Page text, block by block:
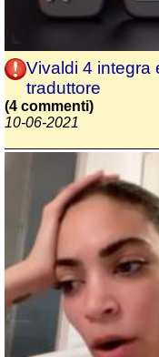
Vivaldi 4 integra
traduttore
(4 commenti)
10-06-2021